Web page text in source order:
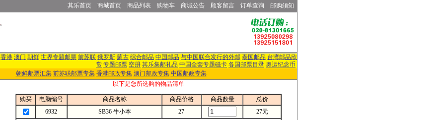
其乐首页 商城首页 商品列表 购物车 商城公告 顾客留言 订单查询 邮购须知
香港 澳门 朝鲜 世界专题邮票 前苏联 俄罗斯 蒙古 综合邮品 中国邮品 与中国联合发行的外邮 泰国邮品 台湾邮品欣
赏 专题邮票 空册 其乐集邮礼品 中国全套专题磁卡 各国邮票目录 奥运纪念币
朝鲜邮票汇集 前苏联邮票专集 香港邮政专集 澳门邮政专集 中国邮政专集
以下是您所选购的物品清单
购买 电脑编号 商品名称 商品价格 商品数量
总价
6932
SB36 牛小本 27
27元